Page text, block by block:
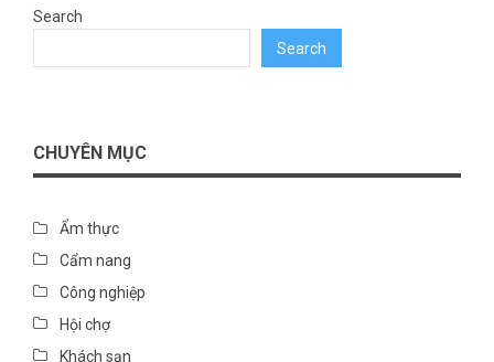
Search
Search
CHUYÊN MỤC
Ẩm thực
Cẩm nang
Công nghiệp
Hội chợ
Khách sạn